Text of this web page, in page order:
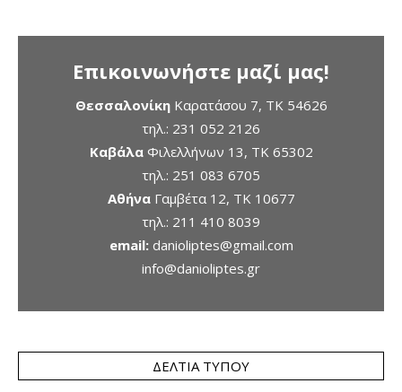
Επικοινωνήστε μαζί μας!
ΘεσσαλονίκηΚαρατάσου 7, TK 54626
τηλ.: 231 052 2126
ΚαβάλαΦιλελλήνων 13, ΤΚ 65302
τηλ.: 251 083 6705
ΑθήναΓαμβέτα 12, ΤΚ 10677
τηλ.: 211 410 8039
email: danioliptes@gmail.com
info@danioliptes.gr
ΔΕΛΤΊΑ ΤΎΠΟΥ